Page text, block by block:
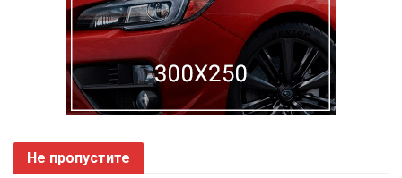
Не пропустите